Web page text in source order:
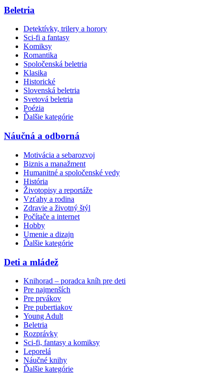
Beletria
Detektívky, trilery a horory
Sci-fi a fantasy
Komiksy
Romantika
Spoločenská beletria
Klasika
Historické
Slovenská beletria
Svetová beletria
Poézia
Ďalšie kategórie
Náučná a odborná
Motivácia a sebarozvoj
Biznis a manažment
Humanitné a spoločenské vedy
História
Životopisy a reportáže
Vzťahy a rodina
Zdravie a životný štýl
Počítače a internet
Hobby
Umenie a dizajn
Ďalšie kategórie
Deti a mládež
Knihorad – poradca kníh pre deti
Pre najmenších
Pre prvákov
Pre pubertiakov
Young Adult
Beletria
Rozprávky
Sci-fi, fantasy a komiksy
Leporelá
Náučné knihy
Ďalšie kategórie